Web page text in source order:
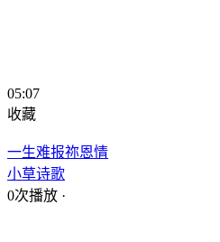
05:07
收藏
一生难报祢恩情
小草诗歌
0次播放 ·